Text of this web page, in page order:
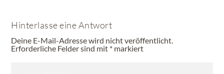
Hinterlasse eine Antwort
Deine E-Mail-Adresse wird nicht veröffentlicht.
Erforderliche Felder sind mit * markiert